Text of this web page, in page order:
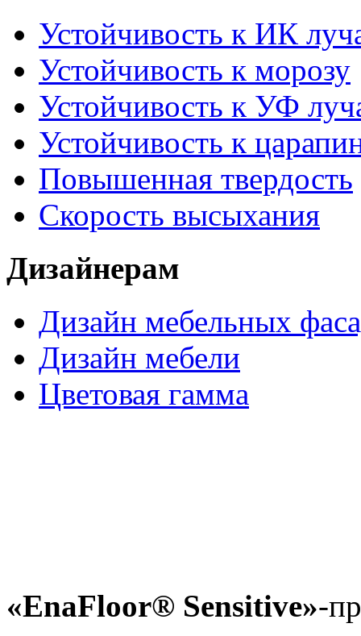
Устойчивость к ИК
Устойчивость к морозу
Устойчивость к УФ
Устойчивость к
Повышенная твердость
Скорость высыхания
Дизайнерам
Дизайн мебельных
Дизайн мебели
Цветовая гамма
«EnaFloor® Sensitive»-